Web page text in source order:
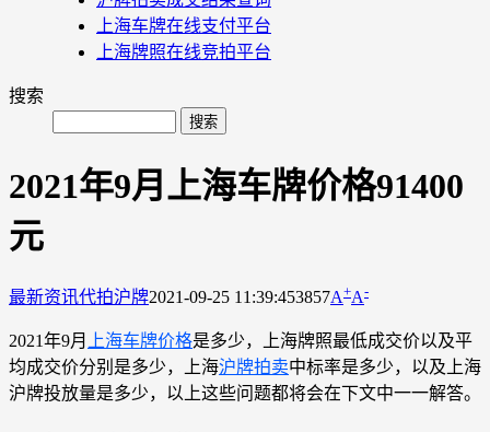
上海车牌在线支付平台
上海牌照在线竞拍平台
搜索
2021年9月上海车牌价格91400
元
最新资讯代拍沪牌2021-09-25 11:39:453857A+A-
2021年9月 上海车牌价格是多少，上海牌照最低成交价以及平
均成交价分别是多少，上海沪牌拍卖中标率是多少，以及上海
沪牌投放量是多少，以上这些问题都将会在下文中一一解答。